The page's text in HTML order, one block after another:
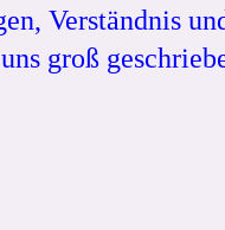
Verständnis
groß